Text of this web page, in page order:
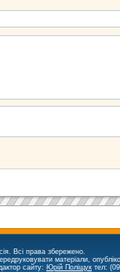
Всі права збережено.
матеріали,
сайту: Юрій Поліщук тел: